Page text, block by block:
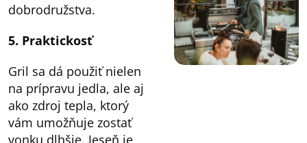
dobrodružstva.
5. Praktickosť
Gril sa dá použiť nielen
na prípravu jedla, ale aj
ako zdroj tepla, ktorý
vám umožňuje zostať
vonku dlhšie. Jeseň je